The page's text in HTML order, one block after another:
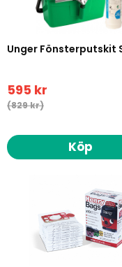
Unger Fönsterputskit
595 kr
(829 kr)
Köp